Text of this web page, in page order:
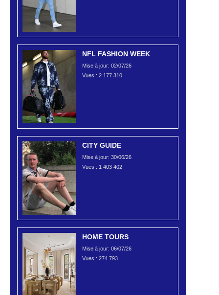
NFL FASHION WEEK
Mise à jour: 02/07/26
Vues : 2 177 310
CITY GUIDE
Mise à jour: 30/06/26
Vues : 1 403 402
HOME TOURS
Mise à jour: 06/07/26
Vues : 274 793